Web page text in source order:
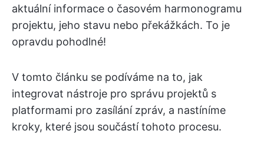
aktuální informace o časovém harmonogramu
projektu, jeho stavu nebo překážkách. To je
opravdu pohodlné!
V tomto článku se podíváme na to, jak
integrovat nástroje pro správu projektů s
platformami pro zasílání zpráv, a nastíníme
kroky, které jsou součástí tohoto procesu.